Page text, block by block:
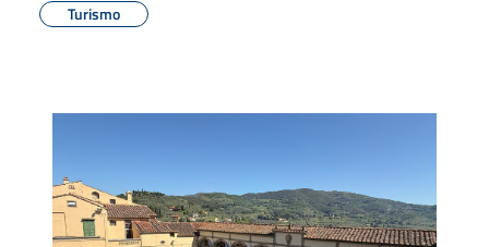
Turismo